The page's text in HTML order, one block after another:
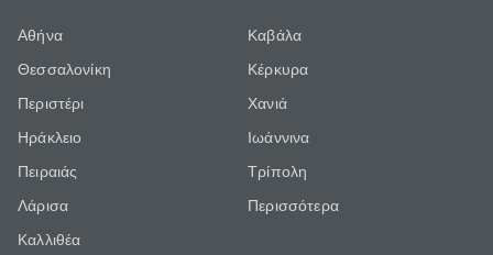
Αθήνα
Θεσσαλονίκη
Περιστέρι
Ηράκλειο
Πειραιάς
Λάρισα
Καλλιθέα
Καβάλα
Κέρκυρα
Χανιά
Ιωάννινα
Τρίπολη
Περισσότερα